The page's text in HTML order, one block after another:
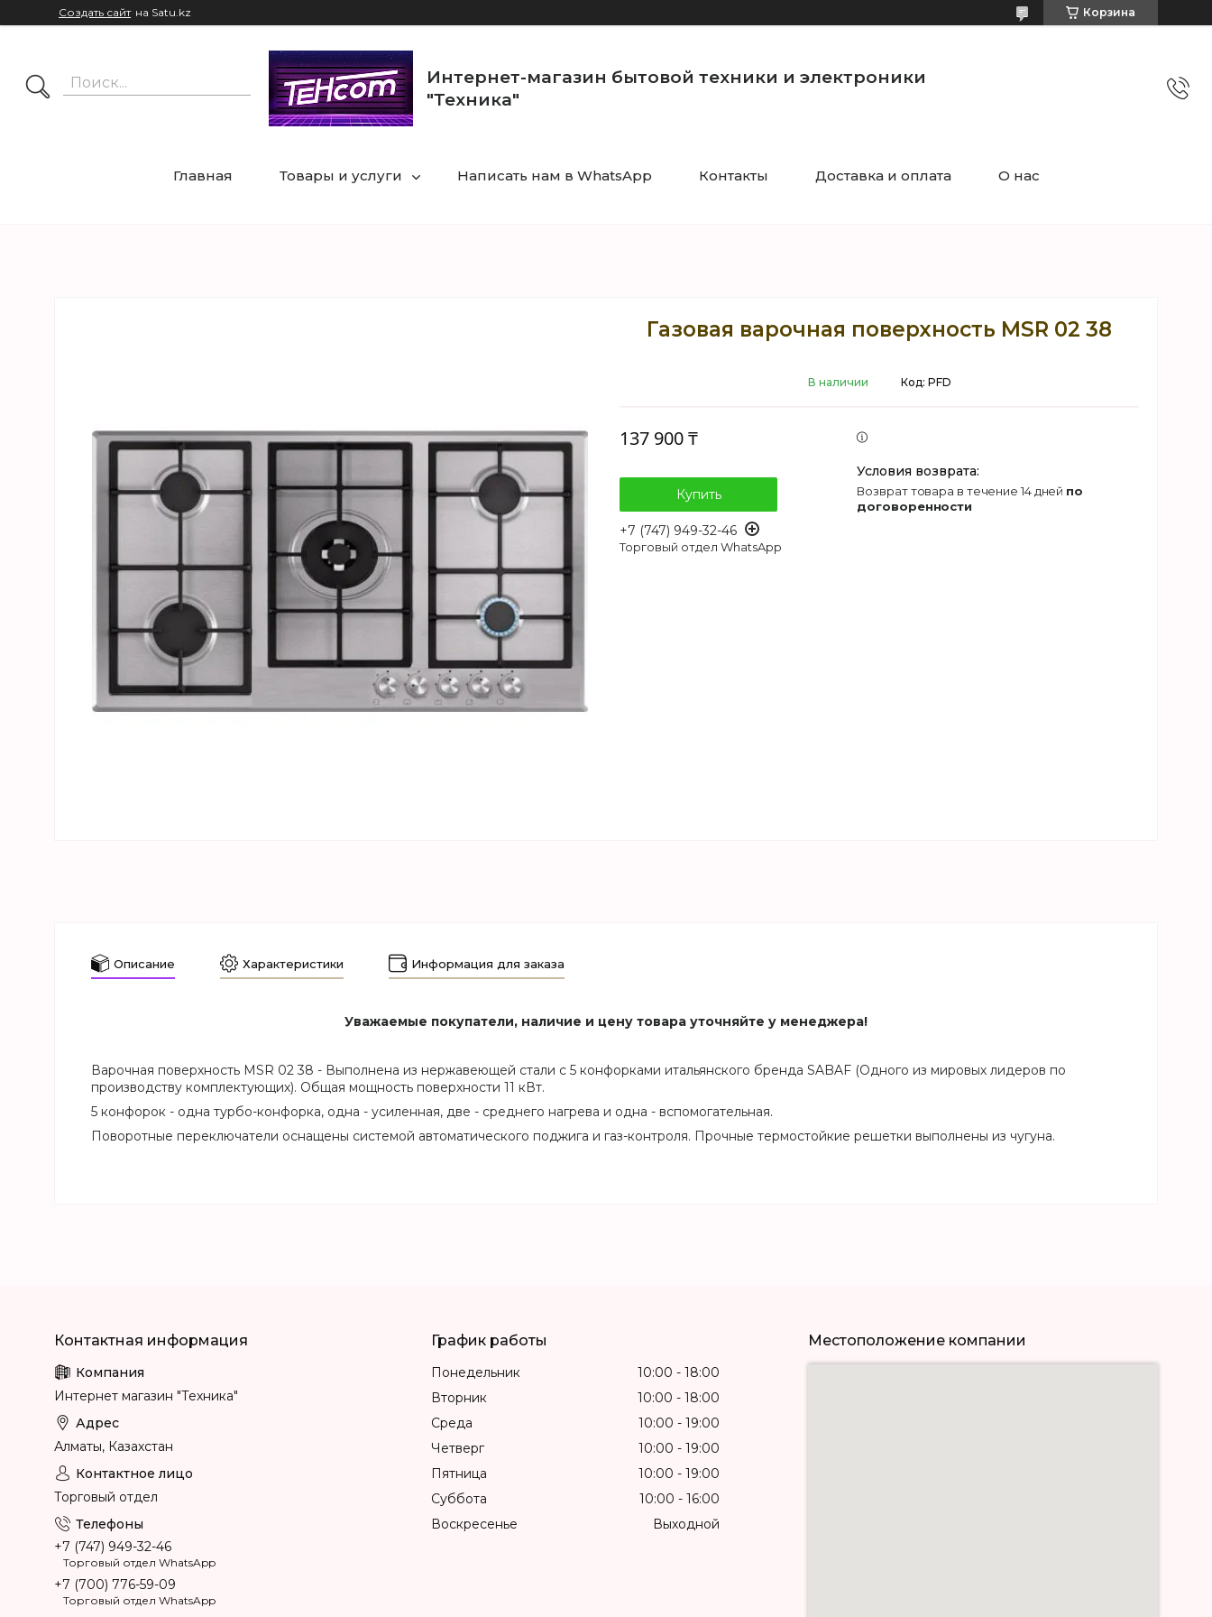
Создать сайт на Satu.kz Корзина
Интернет-магазин бытовой техники и электроники
"Техника"
Главная Товары и услуги Написать нам в WhatsApp Контакты Доставка и оплата О нас
Газовая варочная поверхность MSR 02 38
В наличии Код: PFD
137 900 ₸
Купить
+7 (747) 949-32-46
Торговый отдел WhatsApp
возврат товара в течение 14 дней по
договоренности
Описание Характеристики Информация для заказа
Уважаемые покупатели, наличие и цену товара уточняйте у менеджера!
Варочная поверхность MSR 02 38 - Выполнена из нержавеющей стали с 5 конфорками итальянского бренда SABAF (Одного из мировых лидеров по
производству комплектующих). Общая мощность поверхности 11 кВт.
5 конфорок - одна турбо-конфорка, одна - усиленная, две - среднего нагрева и одна - вспомогательная.
Поворотные переключатели оснащены системой автоматического поджига и газ-контроля. Прочные термостойкие решетки выполнены из чугуна.
Интернет магазин "Техника"
Алматы, Казахстан
Торговый отдел
+7 (747) 949-32-46
Торговый отдел WhatsApp
+7 (700) 776-59-09
Торговый отдел WhatsApp
График работы
Понедельник 10:00
18:00
Вторник
10:00
18:00
Среда
10:00
19:00
Четверг
10:00
19:00
Пятница
10:00
19:00
Суббота
10:00
16:00
Воскресенье
Выходной
Местоположение компании